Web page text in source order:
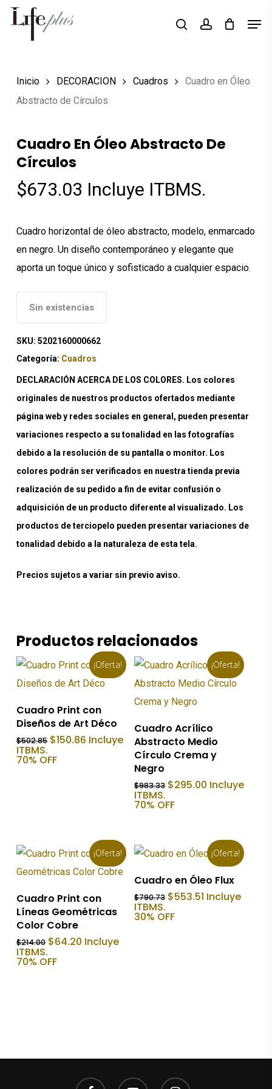
Skip
Búsqueda
productos
searchaccount
Inicio DECORACION Cuadros
Cuadro en Óleo
Abstracto de Círculos
Cuadro En Óleo Abstracto De
Círculos
$673.03 Incluye ITBMS.
Cuadro horizontal de óleo abstracto, modelo, enmarcado
en negro. Un diseño contemporáneo y elegante que
aporta un toque único y sofisticado a cualquier espacio.
Sin existencias
SKU: 5202160000662
Categoría: Cuadros
DECLARACIÓN ACERCA DE LOS COLORES. Los colores
originales de nuestros productos ofertados mediante
página web y redes sociales en general, pueden presentar
variaciones respecto a su tonalidad en las fotografías
debido a la resolución de su pantalla o monitor. Los
colores podrán ser verificados en nuestra tienda previa
realización de su pedido a fin de evitar confusión o
adquisición de un producto diferente al visualizado. Los
productos de terciopelo pueden presentar variaciones de
tonalidad debido a la naturaleza de esta tela.
Precios sujetos a variar sin previo aviso.
Productos relacionados
¡Oferta!
Añadir Al Carrito
Cuadro Print con
Diseños de Art Déco
$502.85 El
original
$150.86El
precio
Incluye
ITBMS.
70% OFF
¡Oferta!
Añadir Al Carrito
Cuadro Acrílico
Abstracto Medio
Círculo Crema y
Negro
$983.33 El
original
$295.00 El
precio
Incluye
ITBMS.
70% OFF
¡Oferta!
Añadir Al Carrito
Cuadro Print con
Líneas Geométricas
Color Cobre
$214.00 El
precio
original
$64.20El
precio
Incluye
ITBMS.
70% OFF
¡Oferta!
Añadir Al Carrito
Cuadro en Óleo Flux
$790.73 El
original
$553.51 El
precio
Incluye
ITBMS.
30% OFF
facebook youtube instagram